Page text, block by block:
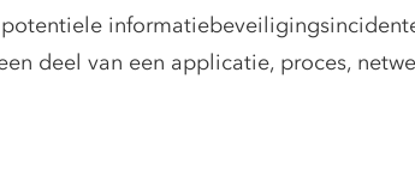
deel van een applicatie, proces,